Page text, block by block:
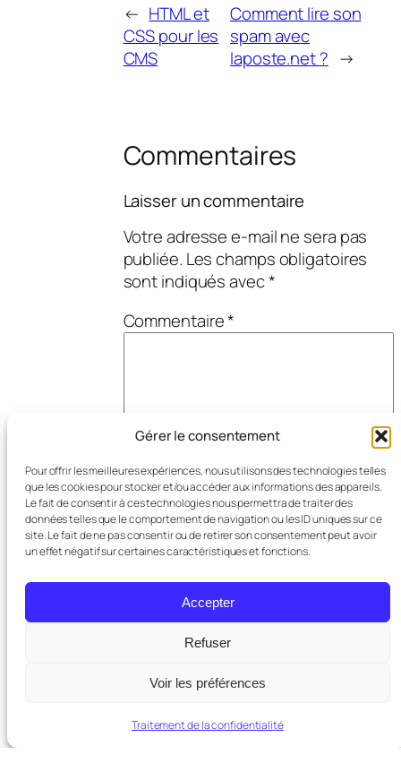
Gérer le consentement
Pour offrir les meilleures expériences, nous utilisons des technologies telles
que les cookies pour stocker et/ou accéder aux informations des appareils.
Le fait de consentir à ces technologies nous permettra de traiter des
données telles que le comportement de navigation ou les ID uniques sur ce
site. Le fait de ne pas consentir ou de retirer son consentement peut avoir
un effet négatif sur certaines caractéristiques et fonctions.
Accepter
Refuser
Voir les préférences
Traitement de la confidentialité
← HTML et
CSS pour les
CMS
Comment lire son
spam avec
laposte.net ? →
Commentaires
Laisser un commentaire
Votre adresse e-mail ne sera pas
publiée. Les champs obligatoires
sont indiqués avec*
Commentaire*
Nom*
E-mail*
Site web